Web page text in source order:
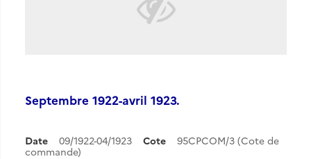
Septembre 1922-avril 1923.
Date 09/1922-04/1923 Cote
95CPCOM/3 (Cote de
commande)